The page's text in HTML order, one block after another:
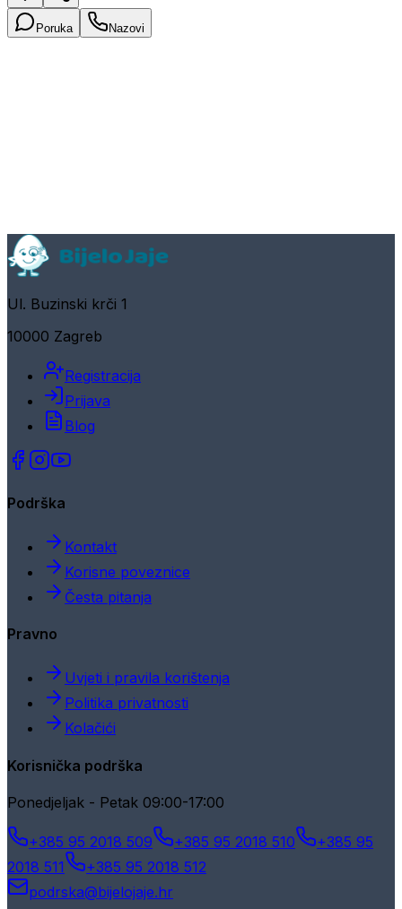
Poruka Nazovi
Ul. Buzinski krči 1
10000 Zagreb
Registracija
Prijava
Blog
Podrška
Kontakt
Korisne poveznice
Česta pitanja
Pravno
Uvjeti i pravila korištenja
Politika privatnosti
Kolačići
Korisnička podrška
Ponedjeljak - Petak 09:00-17:00
+385 95 2018 509 +385 95 2018 510
+385 95
2018 511
+385 95 2018 512
podrska@bijelojaje.hr